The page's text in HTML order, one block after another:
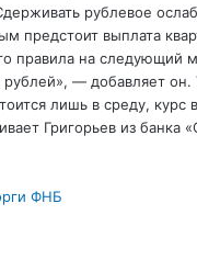
рублевое
предстоит выплата
правила на следующий
рублей», — добавляет
лишь в среду, курс
Григорьев из банка
ФНБ